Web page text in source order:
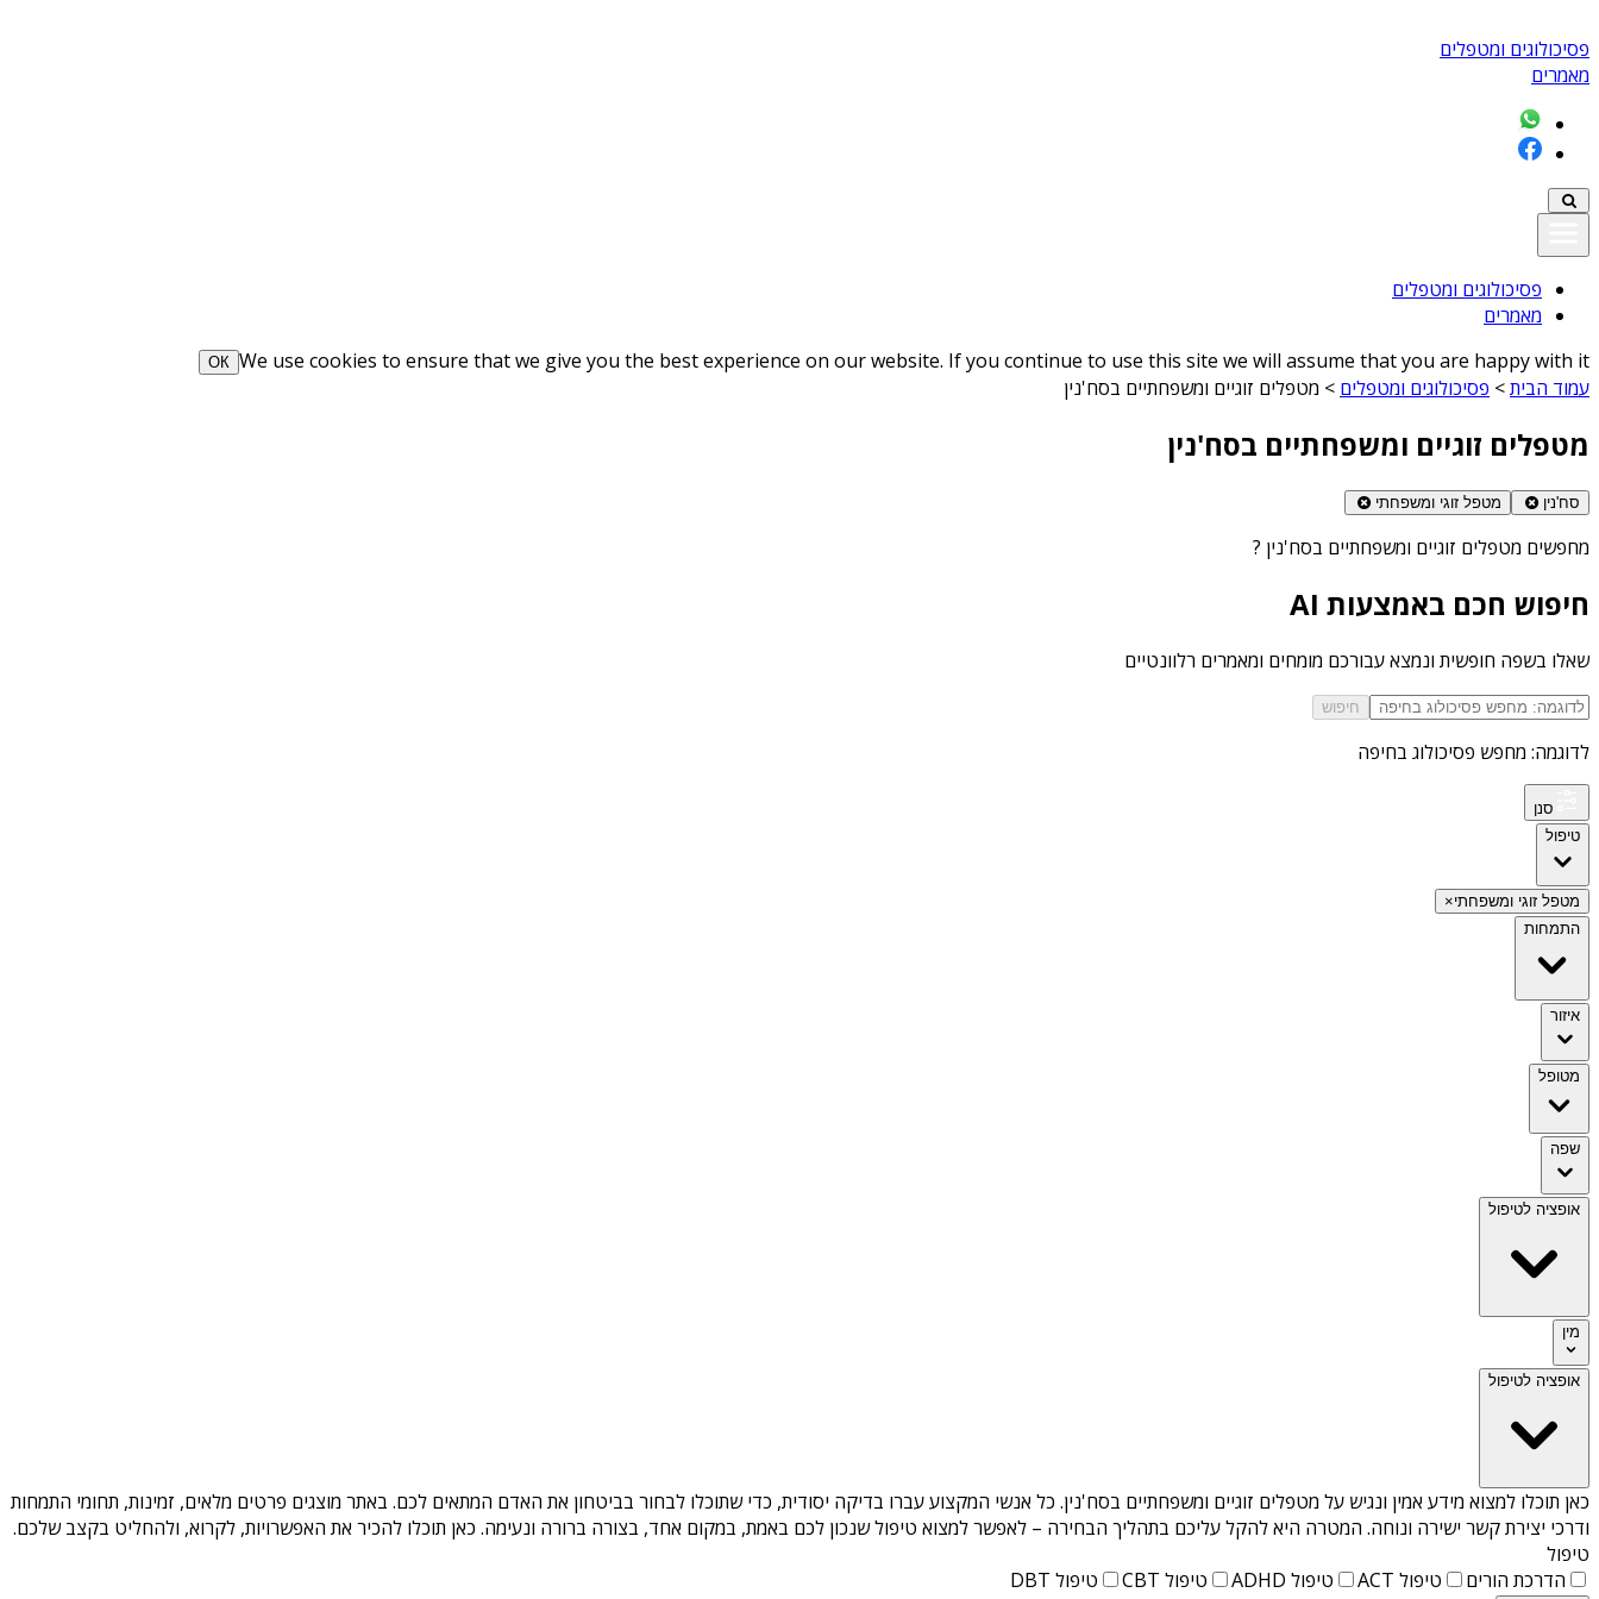
פסיכולוגים ומטפלים
מאמרים
פסיכולוגים ומטפלים
מאמרים
We use cookies to ensure that we give you the best experience on our website. If you continue to use this site we will assume that you are happy with it
ОК
עמוד הבית> פסיכולוגים ומטפלים > מטפלים זוגיים ומשפחתיים בסח'נין
מטפלים זוגיים ומשפחתיים בסח'נין
סח'נין מטפל זוגי ומשפחתי
מחפשים מטפלים זוגיים ומשפחתיים בסח'נין ?
חיפוש חכם באמצעות AI
שאלו בשפה חופשית ונמצא עבורכם מומחים ומאמרים רלוונטיים
חיפוש
לדוגמה: מחפש פסיכולוג בחיפה
סנן
טיפול
מטפל זוגי ומשפחתי×
התמחות
איזור
מטופל
שפה
אופציה לטיפול
מין
אופציה לטיפול
כאן תוכלו למצוא מידע אמין ונגיש על מטפלים זוגיים ומשפחתיים בסח'נין. כל אנשי המקצוע עברו בדיקה יסודית, כדי שתוכלו לבחור בביטחון את האדם המתאים לכם. באתר מוצגים פרטים מלאים, זמינות, תחומי התמחות
ודרכי יצירת קשר ישירה ונוחה. המטרה היא להקל עליכם בתהליך הבחירה – לאפשר למצוא טיפול שנכון לכם באמת, במקום אחד, בצורה ברורה ונעימה. כאן תוכלו להכיר את האפשרויות, לקרוא, ולהחליט בקצב שלכם.
טיפול
הדרכת הורים
טיפול ACT טיפול ADHD טיפול CBT טיפול DBT